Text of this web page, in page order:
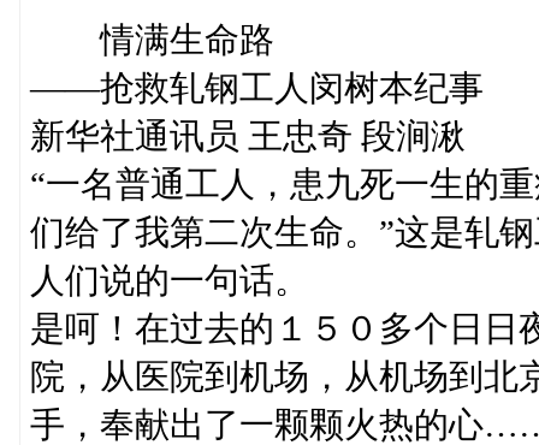
情满生命路
——抢救轧钢工人闵树本纪事
新华社通讯员 王忠奇 段涧湫
“一名普通工人，患九死一生的
们给了我第二次生命。”这是轧
人们说的一句话。
是呵！在过去的１５０多个日日
院，从医院到机场，从机场到北
手，奉献出了一颗颗火热的心